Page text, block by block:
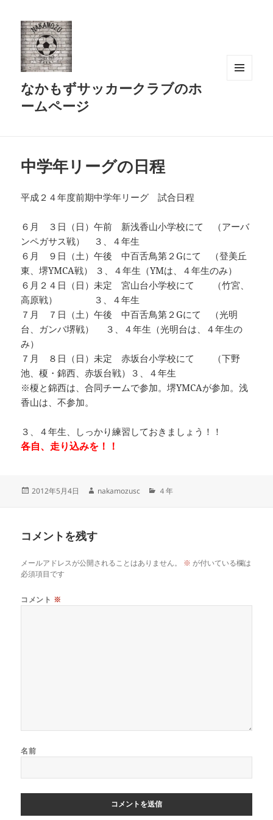
なかもずサッカークラブのホ
ームページ
中学年リーグの日程
平成２４年度前期中学年リーグ 試合日程
６月 ３日（日）午前 新浅香山小学校にて （アーバ
ンペガサス戦） ３、４年生
６月 ９日（土）午後 中百舌鳥第２Gにて （登美丘
東、堺YMCA戦） ３、４年生（YMは、４年生のみ）
６月２４日（日）未定 宮山台小学校にて （竹宮、
高原戦） ３、４年生
７月 ７日（土）午後 中百舌鳥第２Gにて （光明
台、ガンバ堺戦） ３、４年生（光明台は、４年生の
み）
７月 ８日（日）未定 赤坂台小学校にて （下野
池、榎・錦西、赤坂台戦）３、４年生
※榎と錦西は、合同チームで参加。堺YMCAが参加。浅
香山は、不参加。
３、４年生、しっかり練習しておきましょう！！
各自、走り込みを！！
投
2012年5月4日
作
nakamozusc
カ
４年
コメントを残す
メールアドレスが公開されることはありません。 ※ が付いている欄は
必須項目です
コメント ※
名前